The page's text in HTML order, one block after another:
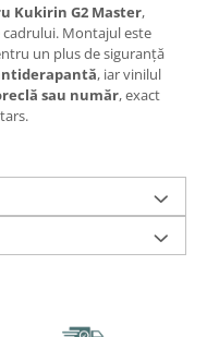
Kukirin G2 Master,
Montajul este
un plus de siguranță
, iar vinilul
sau număr, exact